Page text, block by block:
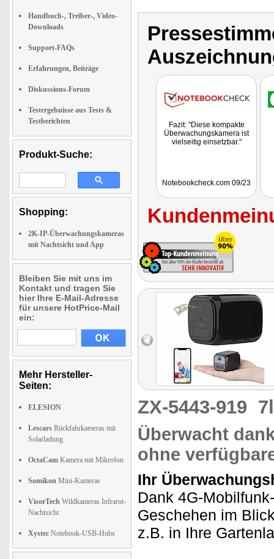
Handbuch-, Treiber-, Video-
Downloads
Support-FAQs
Erfahrungen, Beiträge
Diskussions-Forum
Testergebnisse aus Tests &
Testberichten
Produkt-Suche:
Shopping:
2K-IP-Überwachungskameras
mit Nachtsicht und App
Bleiben Sie mit uns im
Kontakt und tragen Sie
hier Ihre E-Mail-Adresse
für unsere HotPrice-Mail
ein:
Mehr Hersteller-
Seiten:
ELESION
Lescars Rückfahrkameras mit
Solarladung
OctaCam Kamera mit Mikrofon
Somikon Mini-Kameras
VisorTech Wildkameras Infrarot-
Nachtsicht
Xystec Notebook-USB-Hubs
Fazit: "Diese kompakte
Überwachungskamera ist
vielseitig einsetzbar."
Notebookcheck.com 09/23
ZX-5443-919
Überwacht
ohne
Ihr
Dank 4G-
Geschehen im
z.B. in Ihre